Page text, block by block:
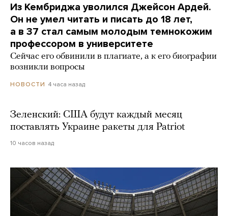
Из Кембриджа уволился Джейсон Ардей.
Он не умел читать и писать до 18 лет,
а в 37 стал самым молодым темнокожим
профессором в университете
Сейчас его обвинили в плагиате, а к его биографии
возникли вопросы
НОВОСТИ 4 часа назад
Зеленский: США будут каждый месяц
поставлять Украине ракеты для Patriot
10 часов назад